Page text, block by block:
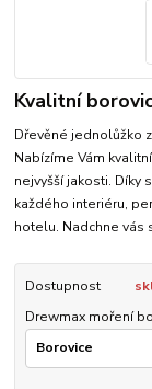
Kvalitní
Dřevěné jednolůžko
Nabízíme Vám
nejvyšší jakosti. Díky
každého interiéru,
hotelu. Nadchne vás
Dostupnost
Drewmax moření